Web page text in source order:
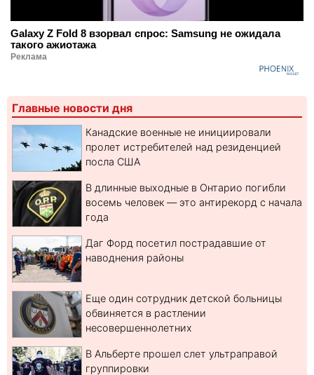
Galaxy Z Fold 8 взорвал спрос: Samsung не ожидала
такого ажиотажа
Реклама
Главные новости дня
Канадские военные не инициировали
пролет истребителей над резиденцией
посла США
В длинные выходные в Онтарио погибли
восемь человек — это антирекорд с начала
года
Даг Форд посетил пострадавшие от
наводнения районы
Еще один сотрудник детской больницы
обвиняется в растлении
несовершеннолетних
В Альберте прошел слет ультраправой
группировки